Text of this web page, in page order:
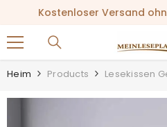
Kostenloser Versand
Heim Products Lesekissen